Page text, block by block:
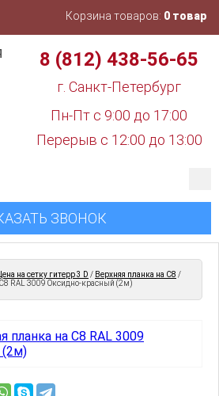
8 (812) 438-56-65
г. Санкт-Петербург
Пн-Пт с 9:00 до 17:00
Перерыв с 12:00 до 13:00
Корзина товаров: 0 товар
ЗВОНОК
Цена на сетку гитерр 3 D / Верхняя планка на С8 /
С8 RAL 3009 Оксидно-красный (2м)